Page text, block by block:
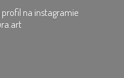
na instagramie